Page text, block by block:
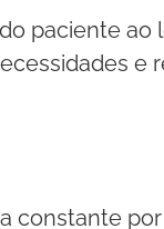
paciente ao
e
constante